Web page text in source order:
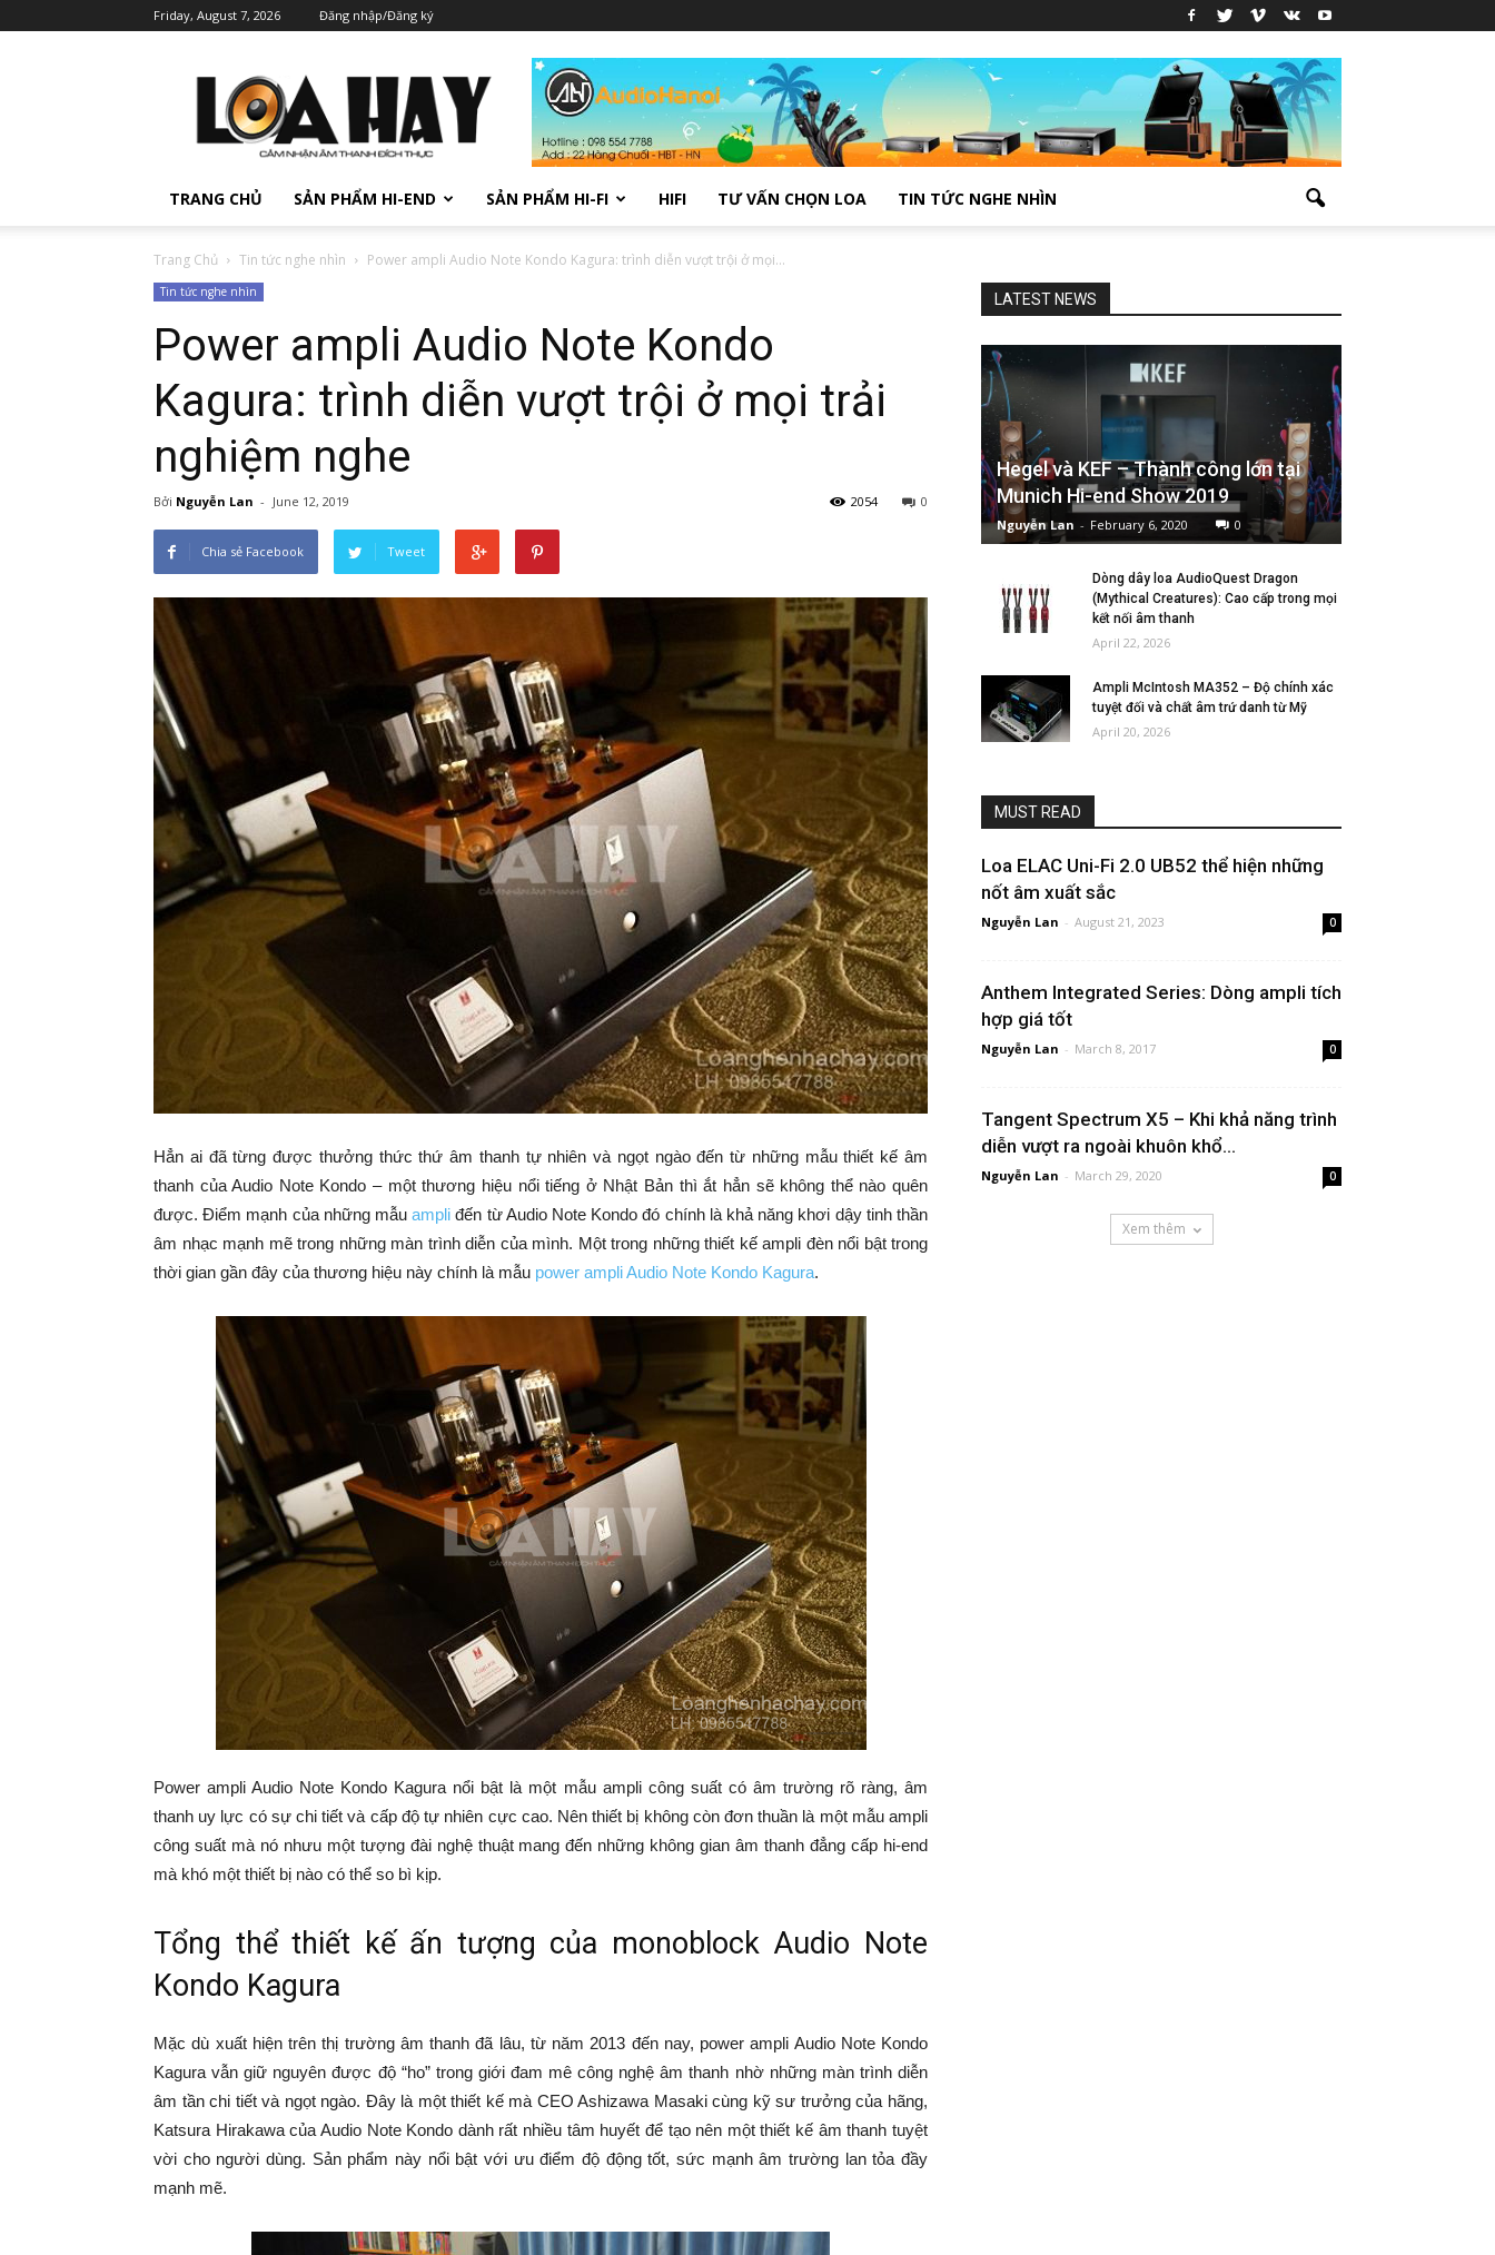
Friday, August 7, 2026 Đăng nhập/Đăng ký
TRANG CHỦ SẢN PHẨM HI-END SẢN PHẨM HI-FI HIFI TƯ VẤN CHỌN LOA TIN TỨC NGHE NHÌN
Trang Chủ Tin tức nghe nhìn Power ampli Audio Note Kondo Kagura: trình diễn vượt trội ở mọi...
Tin tức nghe nhìn
Power ampli Audio Note Kondo
Kagura: trình diễn vượt trội ở mọi trải
nghiệm nghe
Bởi Nguyễn Lan - June 12, 2019 0
2054
Chia sẻ Facebook Tweet
Hẳn ai đã từng được thưởng thức thứ âm thanh tự nhiên và ngọt ngào đến từ những mẫu thiết kế âm
thanh của Audio Note Kondo – một thương hiệu nổi tiếng ở Nhật Bản thì ắt hẳn sẽ không thể nào quên
được. Điểm mạnh của những mẫuampli đến từ Audio Note Kondo đó chính là khả năng khơi dậy tinh thần
âm nhạc mạnh mẽ trong những màn trình diễn của mình. Một trong những thiết kế ampli đèn nổi bật trong
thời gian gần đây của thương hiệu này chính là mẫu power ampli Audio Note Kondo Kagura.
Power ampli Audio Note Kondo Kagura nổi bật là một mẫu ampli công suất có âm trường rõ ràng, âm
thanh uy lực có sự chi tiết và cấp độ tự nhiên cực cao. Nên thiết bị không còn đơn thuần là một mẫu ampli
công suất mà nó nhưu một tượng đài nghệ thuật mang đến những không gian âm thanh đẳng cấp hi-end
mà khó một thiết bị nào có thể so bì kịp.
Tổng thể thiết kế ấn tượng của monoblock Audio Note
Kondo Kagura
Mặc dù xuất hiện trên thị trường âm thanh đã lâu, từ năm 2013 đến nay, power ampli Audio Note Kondo
Kagura vẫn giữ nguyên được độ “ho” trong giới đam mê công nghệ âm thanh nhờ những màn trình diễn
âm tần chi tiết và ngọt ngào. Đây là một thiết kế mà CEO Ashizawa Masaki cùng kỹ sư trưởng của hãng,
Katsura Hirakawa của Audio Note Kondo dành rất nhiều tâm huyết để tạo nên một thiết kế âm thanh tuyệt
vời cho người dùng. Sản phẩm này nổi bật với ưu điểm độ động tốt, sức mạnh âm trường lan tỏa đầy
mạnh mẽ.
LATEST NEWS
Hegel và KEF – Thành công lớn tại
Munich Hi-end Show 2019
Nguyễn Lan - February 6, 2020 0
Dòng dây loa AudioQuest Dragon
(Mythical Creatures): Cao cấp trong mọi
kết nối âm thanh
April 22, 2026
Ampli McIntosh MA352 – Độ chính xác
tuyệt đối và chất âm trứ danh từ Mỹ
April 20, 2026
MUST READ
Loa ELAC Uni-Fi 2.0 UB52 thể hiện những
nốt âm xuất sắc
Nguyễn Lan - August 21, 2023 0
Anthem Integrated Series: Dòng ampli tích
hợp giá tốt
Nguyễn Lan - March 8, 2017 0
Tangent Spectrum X5 – Khi khả năng trình
diễn vượt ra ngoài khuôn khổ...
Nguyễn Lan - March 29, 2020 0
Xem thêm